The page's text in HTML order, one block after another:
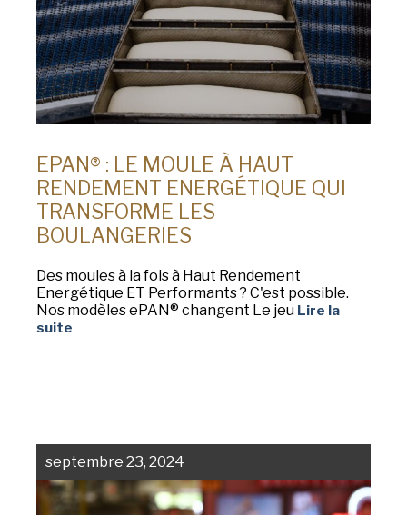
EPAN® : LE MOULE À HAUT
RENDEMENT ENERGÉTIQUE QUI
TRANSFORME LES
BOULANGERIES
Des moules à la fois à Haut Rendement
Energétique ET Performants ? C'est possible.
Nos modèles ePAN® changent Le jeu Lire la
suite
septembre 23, 2024